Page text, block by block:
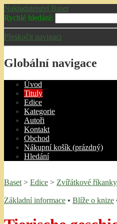
Nakladatelství Baset
Rychlé hledání:
Přeskočit navigaci
Globální navigace
Úvod
Tituly
Edice
Kategorie
Autoři
Kontakt
Obchod
Nákupní košík (prázdný)
Hledání
Baset > Edice > Zvířátkové říkanky
Základní informace • Blíže o knize